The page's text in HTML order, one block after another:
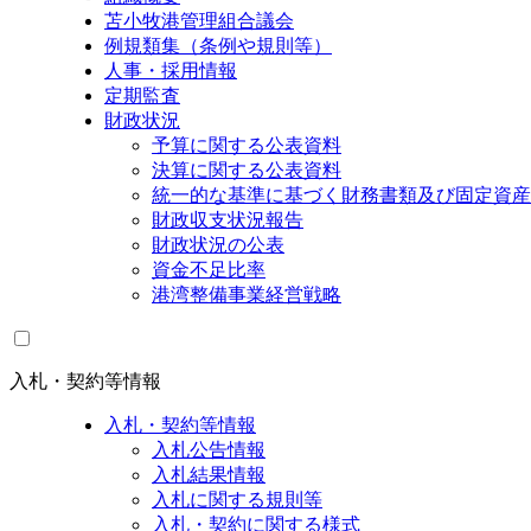
苫小牧港管理組合議会
例規類集（条例や規則等）
人事・採用情報
定期監査
財政状況
予算に関する公表資料
決算に関する公表資料
統一的な基準に基づく財務書類及び固定資
財政収支状況報告
財政状況の公表
資金不足比率
港湾整備事業経営戦略
入札・契約等情報
入札・契約等情報
入札公告情報
入札結果情報
入札に関する規則等
入札・契約に関する様式